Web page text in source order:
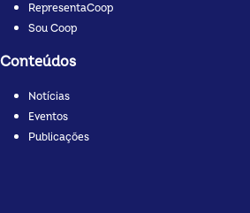
RepresentaCoop
Sou Coop
Conteúdos
Notícias
Eventos
Publicações